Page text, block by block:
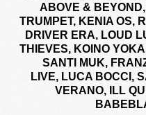
ABOVE &
TRUMPET, KENIA OS,
DRIVER ERA, LOUD
THIEVES, KOINO
SANTI MUK,
LIVE, LUCA BOCCI,
VERANO, ILL